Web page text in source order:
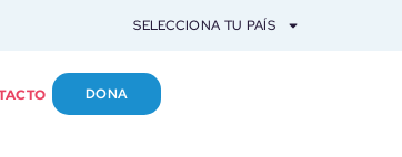
SELECCIONA TU PAÍS
DONA